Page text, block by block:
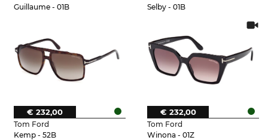
Guillaume - 01B
Selby - 01B
Tom Ford
Kemp - 52B
€ 232,00
Tom Ford
Winona - 01Z
€ 232,00